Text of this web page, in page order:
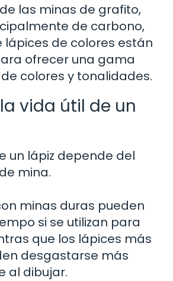
las minas de grafito,
de carbono,
lápices de colores están
ofrecer una gama
colores y tonalidades.
vida útil de un
un lápiz depende del
mina.
minas duras pueden
si se utilizan para
que los lápices más
desgastarse más
al dibujar.